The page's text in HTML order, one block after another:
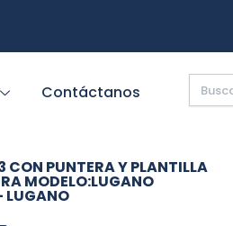
Contáctanos
Buscar:
CON PUNTERA Y PLANTILLA
MODELO:LUGANO
LUGANO